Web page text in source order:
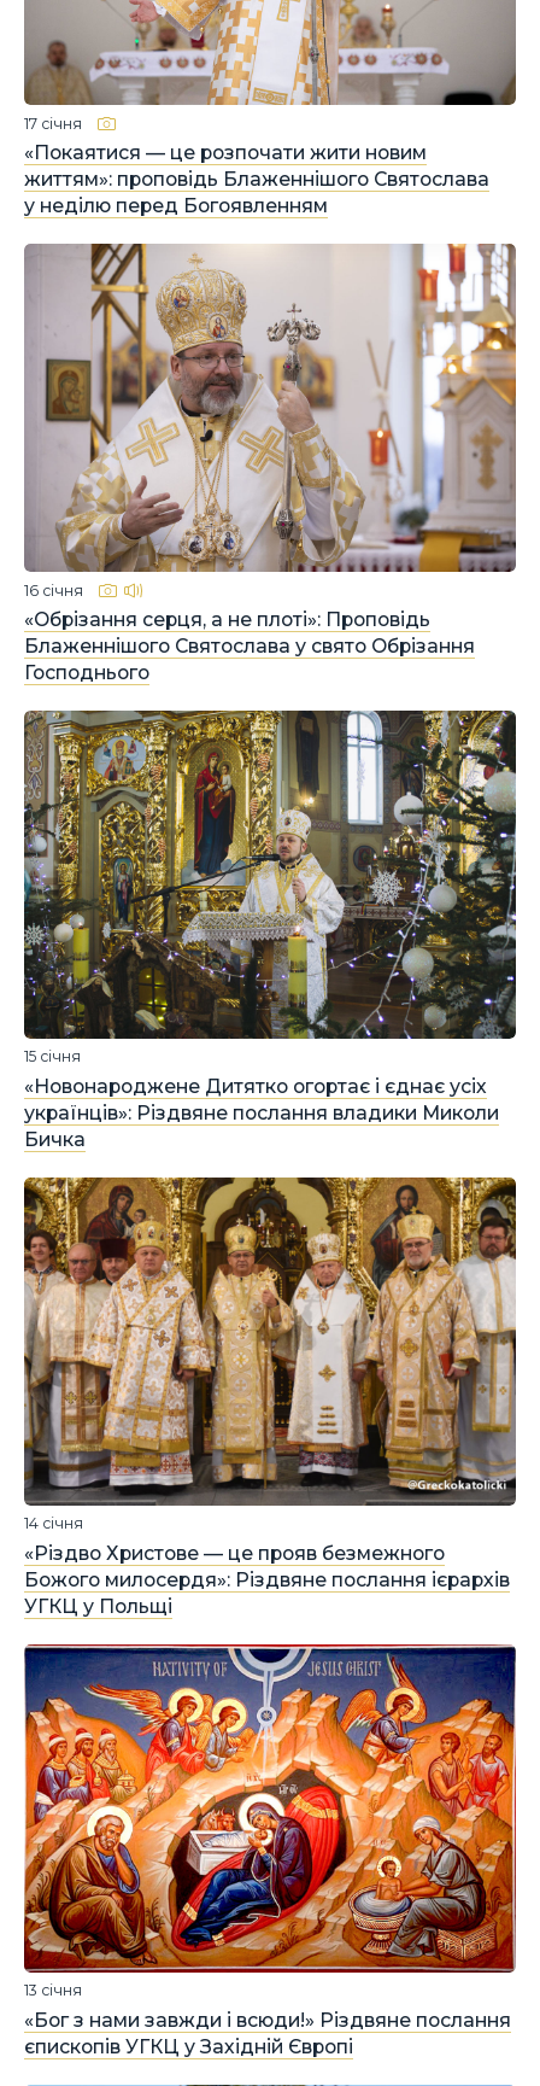
«Покаятися — це розпочати жити новим
життям»: проповідь Блаженнішого Святослава
у неділю перед Богоявленням
17 січня
«Обрізання серця, а не плоті»: Проповідь
Блаженнішого Святослава у свято Обрізання
Господнього
16 січня
«Новонароджене Дитятко огортає і єднає усіх
українців»: Різдвяне послання владики Миколи
Бичка
15 січня
«Різдво Христове — це прояв безмежного
Божого милосердя»: Різдвяне послання ієрархів
УГКЦ у Польщі
14 січня
«Бог з нами завжди і всюди!» Різдвяне послання
єпископів УГКЦ у Західній Європі
13 січня